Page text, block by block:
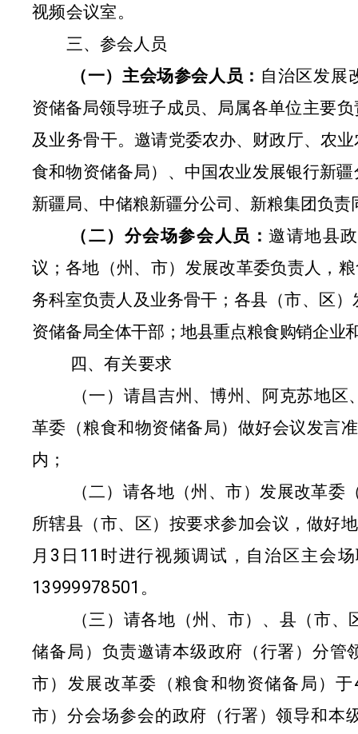
视频会议室。
三、参会人员
（一）主会场参会人员： 自治区发展
资储备局领导班子成员、
局属各单位主要
及 业务骨干。邀请党委农办、财政厅、农
食和物资储备局）、中国农业发展银行新
新疆局、中储粮新疆分公司、新粮集团负责
（二）分会场参会人员：邀请地县
议；各地（州、市）发展改革委负责人，
务科室负责人及业务骨干；各县（市、区）
资储备局全体干部；地县重点粮食购销企业
四、 有关要求
（一）请昌吉州、博州、阿克苏地
革委（粮食和物资储备局）做好会议发言
内；
（二）请各地（州、市）发展改革委
所辖县（市、区）按要求参加会议，做好
月 3 日 11 时进行视频调试，自治区主会
13999978501 。
（三）请各地（州、市）、县（市
储备局）负责邀请本级政府（行署）分管
市）发展改革委（粮食和物资储备局）于
市）分会场参会的政府（行署）领导和本